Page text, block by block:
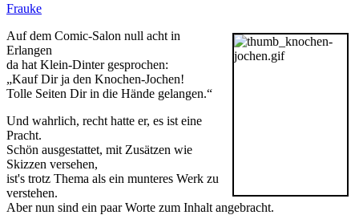
Frauke
Auf dem Comic-Salon null acht in
Erlangen
da hat Klein-Dinter gesprochen:
„Kauf Dir ja den Knochen-Jochen!
Tolle Seiten Dir in die Hände gelangen.“
Und wahrlich, recht hatte er, es ist eine
Pracht.
Schön ausgestattet, mit Zusätzen wie
Skizzen versehen,
ist's trotz Thema als ein munteres Werk zu
verstehen.
Aber nun sind ein paar Worte zum Inhalt angebracht.